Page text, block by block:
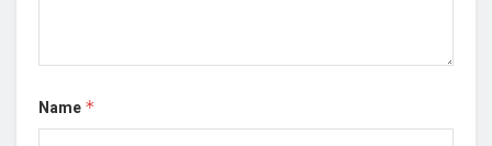
Name *